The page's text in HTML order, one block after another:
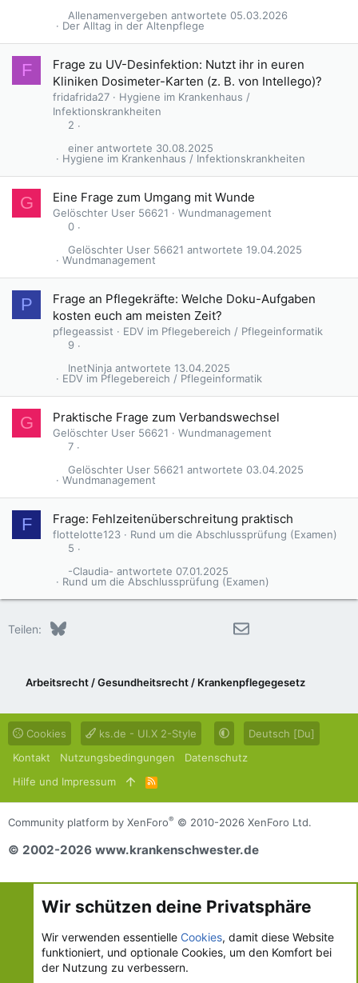
Der Alltag in der Altenpflege
05.03.2026
Allenamenvergeben
F
Frage zu UV-Desinfektion: Nutzt ihr in euren
Kliniken Dosimeter-Karten (z. B. von Intellego)?
fridafrida27
Hygiene im Krankenhaus /
Infektionskrankheiten
2
Hygiene im Krankenhaus / Infektionskrankheiten
30.08.2025
einer
G Eine Frage zum Umgang mit Wunde
Gelöschter User 56621
Wundmanagement
0
Wundmanagement
19.04.2025
Gelöschter User 56621
P
Frage an Pflegekräfte: Welche Doku-Aufgaben
kosten euch am meisten Zeit?
pflegeassist
EDV im Pflegebereich / Pflegeinformatik
9
EDV im Pflegebereich / Pflegeinformatik
13.04.2025
InetNinja
G Praktische Frage zum Verbandswechsel
Gelöschter User 56621
Wundmanagement
7
Wundmanagement
03.04.2025
Gelöschter User 56621
F Frage: Fehlzeitenüberschreitung praktisch
flottelotte123
Rund um die Abschlussprüfung (Examen)
5
Rund um die Abschlussprüfung (Examen)
07.01.2025
-Claudia-
Teilen: Bluesky WhatsApp
E-Mail
Arbeitsrecht / Gesundheitsrecht / Krankenpflegegesetz
Cookies ks.de - UI.X 2-Style
Deutsch [Du]
Kontakt
Nutzungsbedingungen
Datenschutz
Hilfe und Impressum
R
S
S
Community platform by XenForo® © 2010-2026 XenForo Ltd.
© 2002-2026 www.krankenschwester.de
Wir schützen deine Privatsphäre
Wir verwenden essentielle Cookies, damit diese Website
funktioniert, und optionale Cookies, um den Komfort bei
der Nutzung zu verbessern.